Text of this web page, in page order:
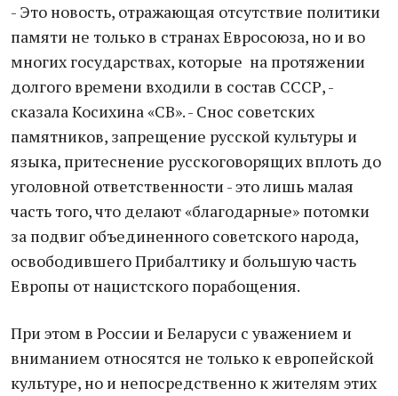
- Это новость, отражающая отсутствие политики
памяти не только в странах Евросоюза, но и во
многих государствах, которые на протяжении
долгого времени входили в состав СССР, -
сказала Косихина «СВ». - Снос советских
памятников, запрещение русской культуры и
языка, притеснение русскоговорящих вплоть до
уголовной ответственности - это лишь малая
часть того, что делают «благодарные» потомки
за подвиг объединенного советского народа,
освободившего Прибалтику и большую часть
Европы от нацистского порабощения.
При этом в России и Беларуси с уважением и
вниманием относятся не только к европейской
культуре, но и непосредственно к жителям этих